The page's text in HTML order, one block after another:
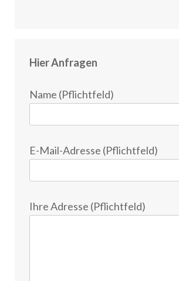
Hier Anfragen
Name (Pflichtfeld)
E-Mail-Adresse (Pflichtfeld)
Ihre Adresse (Pflichtfeld)